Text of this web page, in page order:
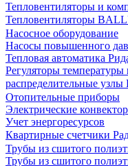
Тепловентиляторы и
Тепловентиляторы
Насосное оборудование
Насосы повышенного
Тепловая автоматика
Регуляторы
распределительные узлы
Отопительные приборы
Электрические
Учет энергоресурсов
Квартирные счетчики
Трубы из сшитого
Трубы из сшитого